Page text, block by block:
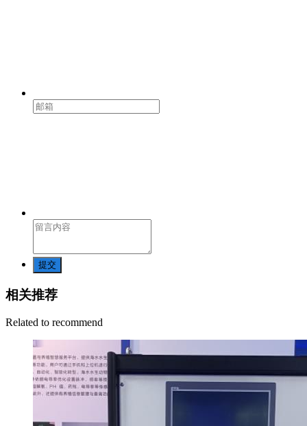
提交
相关推荐
Related to recommend